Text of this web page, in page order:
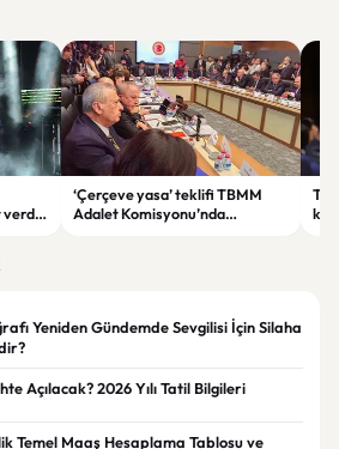
verdi:
‘Çerçeve yasa’ teklifi TBMM
Adalet Komisyonu’nda
Yeniden Gündemde Sevgilisi İçin Silaha
Açılacak? 2026 Yılı Tatil Bilgileri
Temel Maaş Hesaplama Tablosu ve